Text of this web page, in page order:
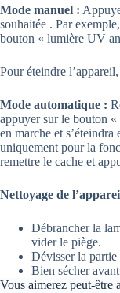
Mode manuel :
souhaitée . Par
bouton « lumière UV
Pour éteindre
Mode automatique :
appuyer sur le bouton
en marche et
uniquement pour la
remettre le cache et
Nettoyage de
Débrancher la
vider le piège.
Dévisser la partie
Bien sécher
Vous aimerez peut-être